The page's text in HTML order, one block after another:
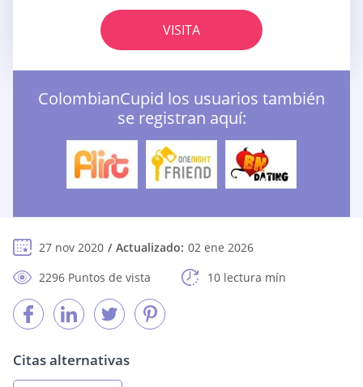
VISITA
ColombianCupid los usuarios también
se registran aquí:
27 nov 2020 Actualizado: 02 ene 2026
2296 Puntos de vista
10 lectura mín
Citas alternativas